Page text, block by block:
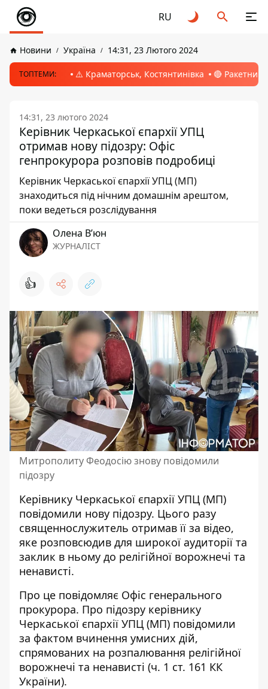
RU
Новини Україна 14:31, 23 Лютого 2024
ТОПТЕМИ: ⚠️ Краматорськ, Костянтинівка 🔴 Ракетний
14:31, 23 лютого 2024
Керівник Черкаської єпархії УПЦ
отримав нову підозру: Офіс
генпрокурора розповів подробиці
Керівник Черкаської єпархії УПЦ (МП)
знаходиться під нічним домашнім арештом,
поки ведеться розслідування
Олена Вʼюн
ЖУРНАЛІСТ
👍
Митрополиту Феодосію знову повідомили
підозру
Керівнику Черкаської єпархії УПЦ (МП)
повідомили нову підозру. Цього разу
священнослужитель отримав її за відео,
яке розповсюдив для широкої аудиторії та
заклик в ньому до релігійної ворожнечі та
ненависті.
Про це повідомляє Офіс генерального
прокурора. Про підозру керівнику
Черкаської єпархії УПЦ (МП) повідомили
за фактом вчинення умисних дій,
спрямованих на розпалювання релігійної
ворожнечі та ненависті (ч. 1 ст. 161 КК
України).